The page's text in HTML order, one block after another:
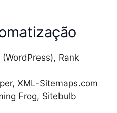
(WordPress), Rank
XML-Sitemaps.com
Frog, Sitebulb